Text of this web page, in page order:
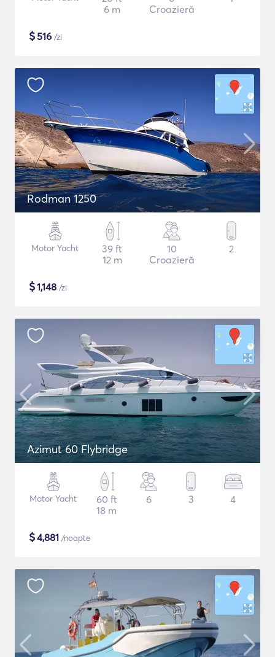
6 m
Croazieră
$516 /zi
Rodman 1250
Motor Yacht
39 ft
12 m
10
Croazieră
2
$1,148 /zi
Azimut 60 Flybridge
Motor Yacht
60 ft
18 m
6 3 4
$4,881 /noapte